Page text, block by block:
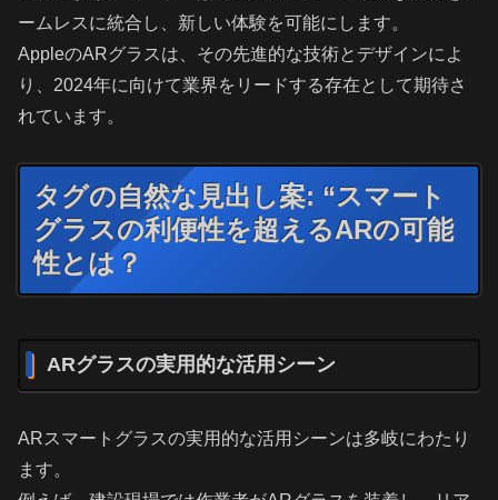
ームレスに統合し、新しい体験を可能にします。
AppleのARグラスは、その先進的な技術とデザインによ
り、2024年に向けて業界をリードする存在として期待さ
れています。
タグの自然な見出し案: “スマート
グラスの利便性を超えるARの可能
性とは？
ARグラスの実用的な活用シーン
ARスマートグラスの実用的な活用シーンは多岐にわたり
ます。